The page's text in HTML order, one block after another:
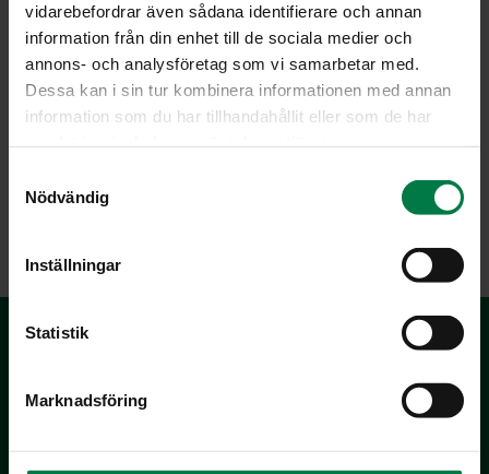
vidarebefordrar även sådana identifierare och annan
information från din enhet till de sociala medier och
annons- och analysföretag som vi samarbetar med.
Dessa kan i sin tur kombinera informationen med annan
information som du har tillhandahållit eller som de har
Nödvändig
Inställningar
Statistik
Marknadsföring
Myyntikunnostukseen kuuluu salaattien huuhtelu
kylmällä, puhtaalla vedellä, tarvittaessa uloimpien
lehtien poistoa, minkä jälkeen salaatit pakataan
käsityönä kuljetuslaatikoihin.
LATAA